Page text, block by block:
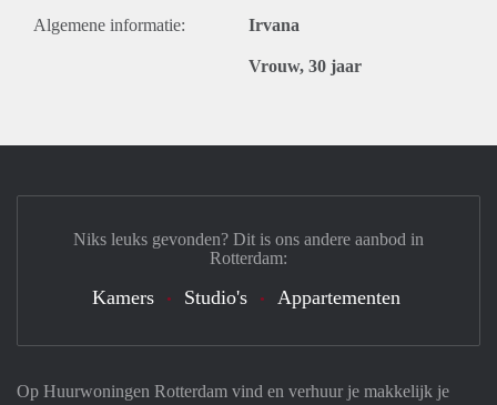
Algemene informatie: Irvana
Vrouw, 30 jaar
Op Huurwoningen Rotterdam vind en verhuur je makkelijk je
Niks leuks gevonden? Dit is ons andere aanbod in
Rotterdam:
Kamers Studio's Appartementen